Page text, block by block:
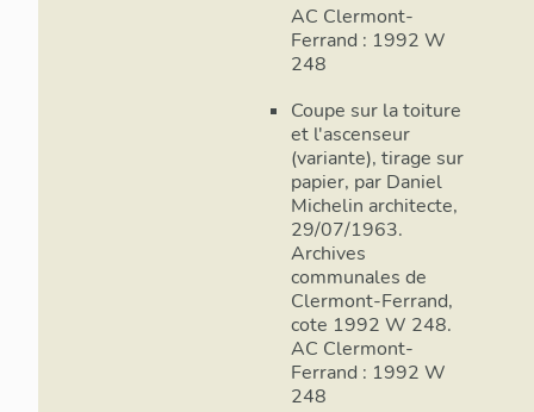
AC Clermont-
Ferrand : 1992 W
248
Coupe sur la toiture
et l'ascenseur
(variante), tirage sur
papier, par Daniel
Michelin architecte,
29/07/1963.
Archives
communales de
Clermont-Ferrand,
cote 1992 W 248.
AC Clermont-
Ferrand : 1992 W
248